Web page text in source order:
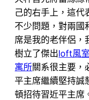
己的右手上，這代
不少問題，對兩國
席是我的老伴侶，
樹立了傑出loft風
寓所關系很主要，
平主席繼續堅持誠
頓招待習近平主席